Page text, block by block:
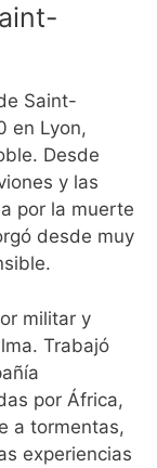
Saint-
en Lyon,
Desde
y las
por la muerte
desde muy
militar y
Trabajó
por África,
a tormentas,
experiencias